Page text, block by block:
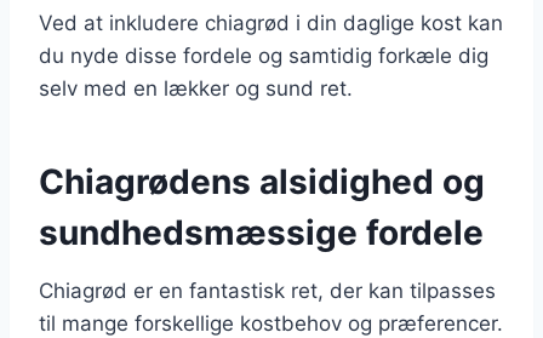
Ved at inkludere chiagrød i din daglige kost kan
du nyde disse fordele og samtidig forkæle dig
selv med en lækker og sund ret.
Chiagrødens alsidighed og
sundhedsmæssige fordele
Chiagrød er en fantastisk ret, der kan tilpasses
til mange forskellige kostbehov og præferencer.